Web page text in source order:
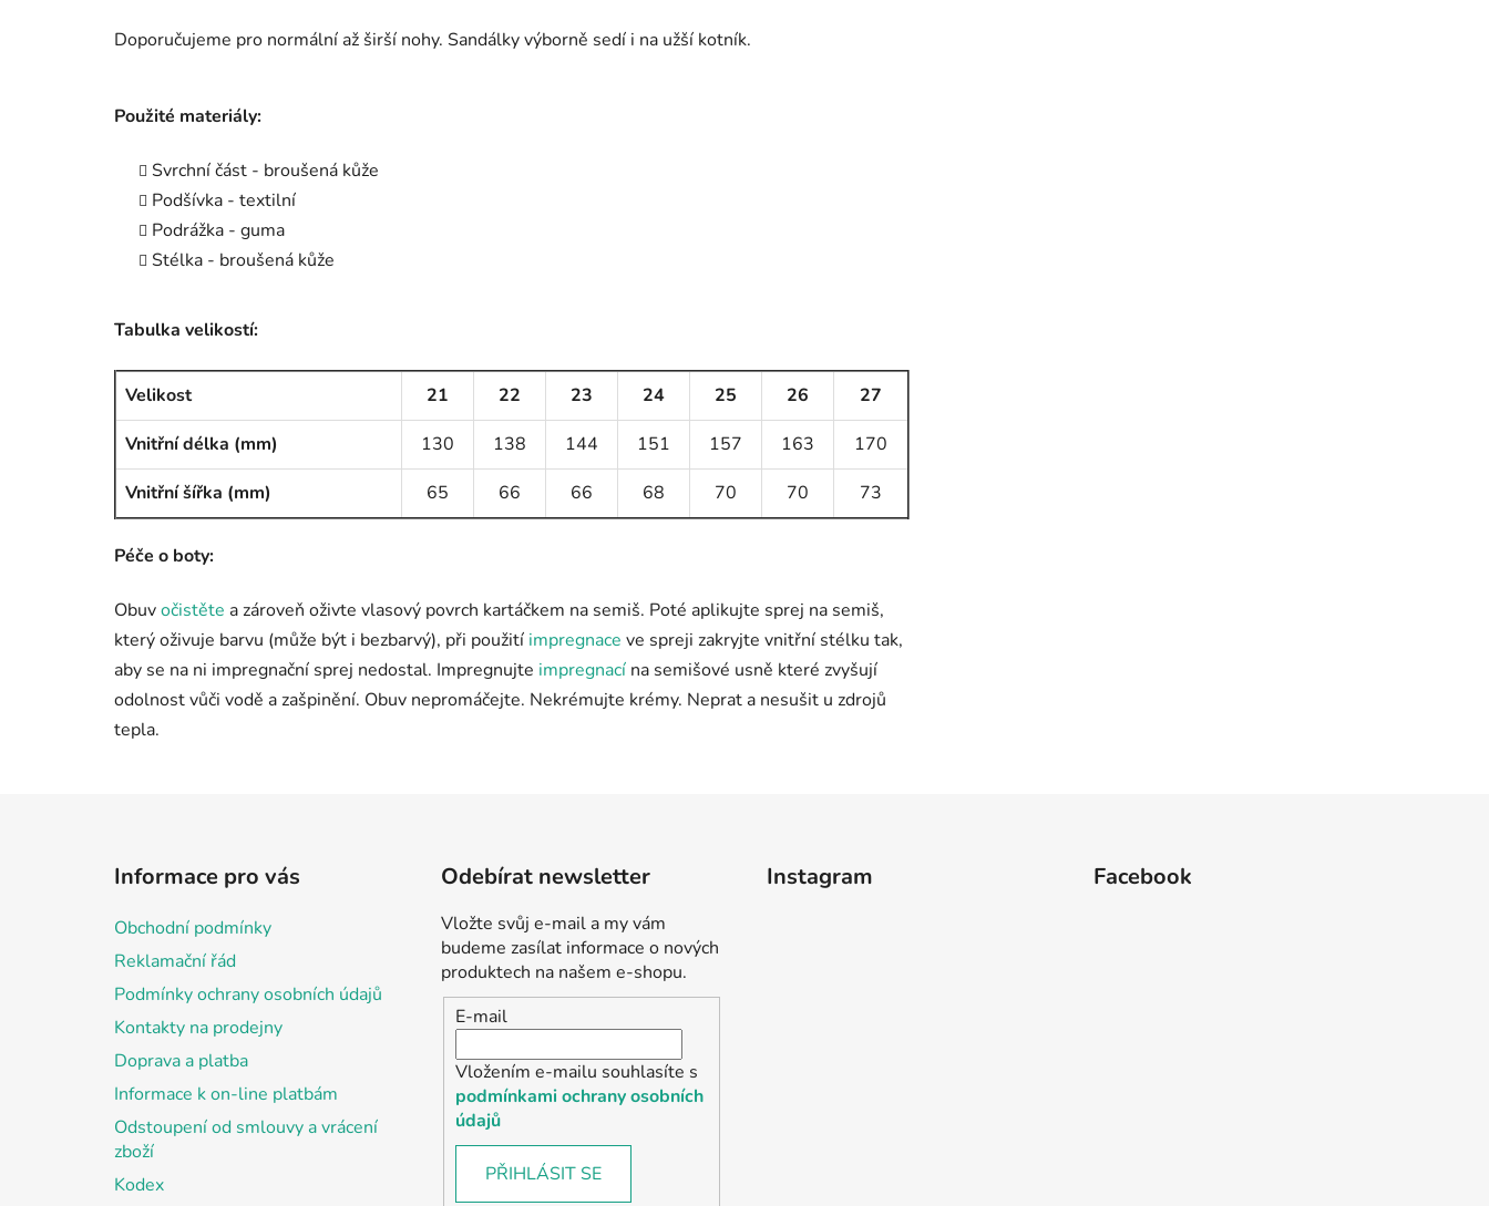
Doporučujeme pro normální až širší nohy. Sandálky výborně sedí i na užší kotník.
Použité materiály:
Svrchní část - broušená kůže
Podšívka - textilní
Podrážka - guma
Stélka - broušená kůže
Tabulka velikostí:
Velikost 21 22 23 24 25 26
27
Vnitřní délka (mm)
130 138 144 151 157 163
170
Vnitřní šířka (mm)
65 66 66 68 70 70 73
Péče o boty:
Obuvočistěte a zároveň oživte vlasový povrch kartáčkem na semiš. Poté aplikujte sprej na semiš,
který oživuje barvu (může být i bezbarvý), při použití impregnace ve spreji zakryjte vnitřní stélku tak,
aby se na ni impregnační sprej nedostal. Impregnujte impregnací na semišové usně které zvyšují
odolnost vůči vodě a zašpinění. Obuv nepromáčejte. Nekrémujte krémy. Neprat a nesušit u zdrojů
tepla.
Informace pro vás
Obchodní podmínky
Reklamační řád
Podmínky ochrany osobních údajů
Kontakty na prodejny
Doprava a platba
Informace k on-line platbám
Odstoupení od smlouvy a vrácení
zboží
Kodex
Odebírat newsletter
Vložte svůj e-mail a my vám
budeme zasílat informace o nových
produktech na našem e-shopu.
E-mail
Vložením e-mailu souhlasíte s
podmínkami ochrany osobních
údajů
PŘIHLÁSIT SE
Instagram Facebook